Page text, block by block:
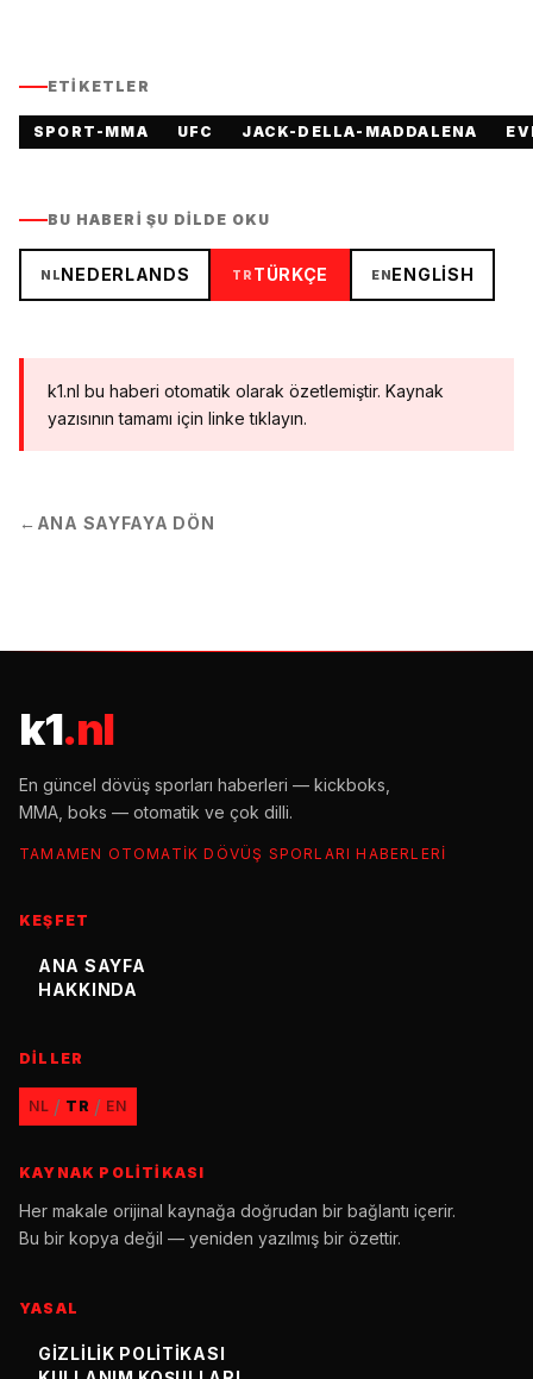
ETIKETLER
SPORT-MMA UFC JACK-DELLA-MADDALENA
BU HABERI ŞU DILDE OKU
NLNEDERLANDS TR TÜRKÇE ENENGLISH
k1.nl bu haberi otomatik olarak özetlemiştir. Kaynak
yazısının tamamı için linke tıklayın.
← ANA SAYFAYA DÖN
k1.nl
En güncel dövüş sporları haberleri — kickboks,
MMA, boks — otomatik ve çok dilli.
TAMAMEN OTOMATIK DÖVÜŞ SPORLARI HABERLERI
KEŞFET
ANA SAYFA
HAKKINDA
DILLER
NL / TR / EN
KAYNAK POLITIKASI
Her makale orijinal kaynağa doğrudan bir bağlantı içerir.
Bu bir kopya değil — yeniden yazılmış bir özettir.
YASAL
GIZLILIK POLITIKASI